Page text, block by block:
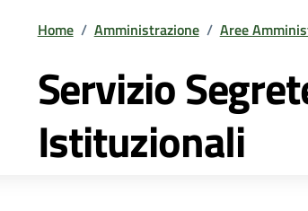
Home / Amministrazione / Aree
Servizio
Istituzionali